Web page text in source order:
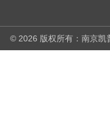
© 2026 版权所有：南京